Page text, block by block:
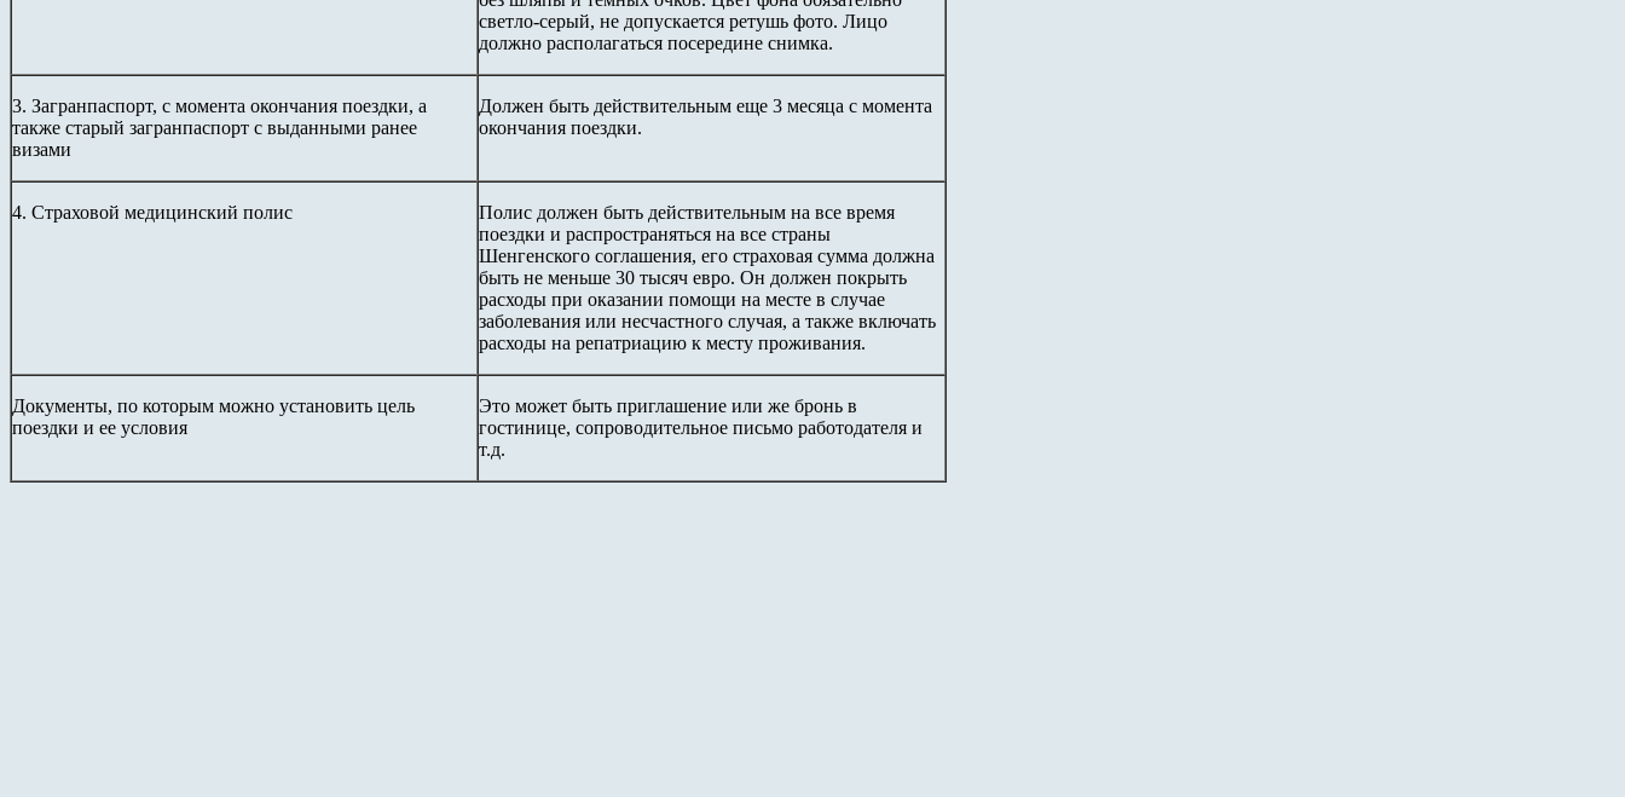
светло-серый, не допускается ретушь фото. Лицо
должно располагаться посередине снимка.
3. Загранпаспорт, с момента окончания поездки, а
также старый загранпаспорт с выданными ранее
визами
Должен быть действительным еще 3 месяца с момента
окончания поездки.
4. Страховой медицинский полис
Полис должен быть действительным на все время
поездки и распространяться на все страны
Шенгенского соглашения, его страховая сумма должна
быть не меньше 30 тысяч евро. Он должен покрыть
расходы при оказании помощи на месте в случае
заболевания или несчастного случая, а также включать
расходы на репатриацию к месту проживания.
Документы, по которым можно установить цель
поездки и ее условия
Это может быть приглашение или же бронь в
гостинице, сопроводительное письмо работодателя и
т.д.